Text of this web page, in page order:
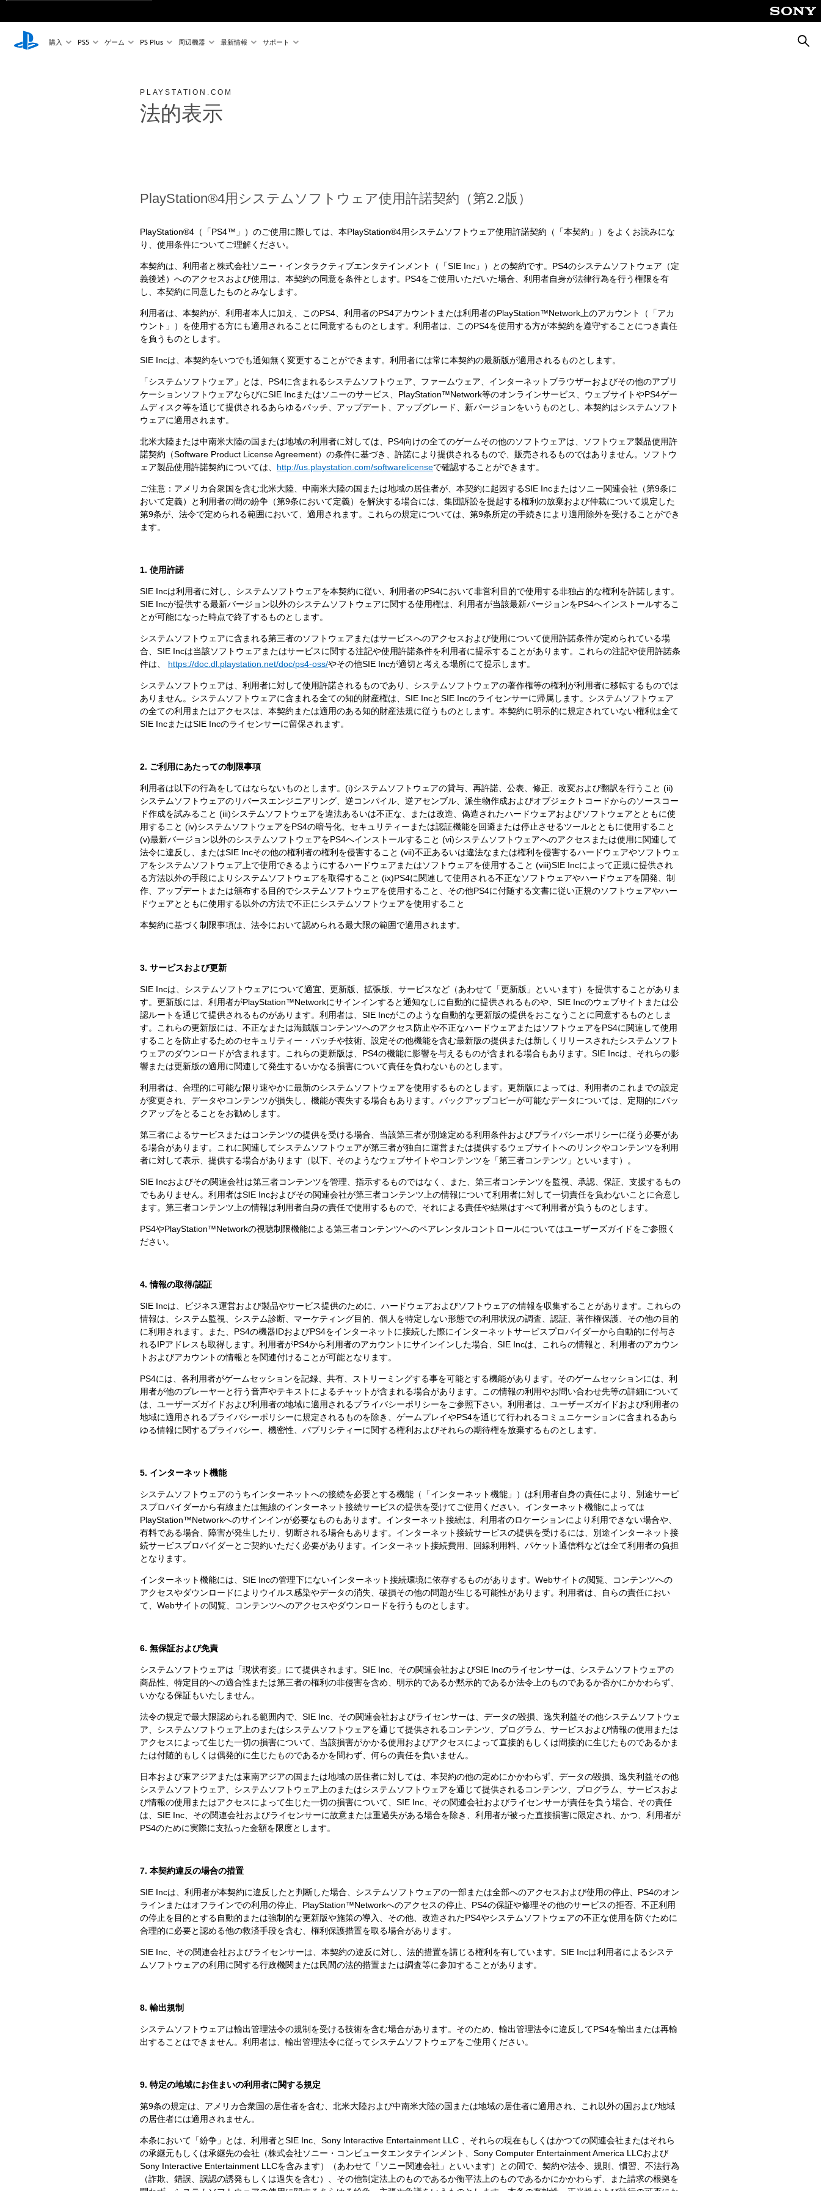
購入 PS5 ゲーム PS Plus 周辺機器 最新情報 サポート
索
PLAYSTATION.COM
法的表示
PlayStation®4用システムソフトウェア使用許諾契約（第2.2版）
PlayStation®4（「PS4™」）のご使用に際しては、本PlayStation®4用システムソフトウェア使用許諾契約（「本契約」）をよくお読みにな
り、使用条件についてご理解ください。
本契約は、利用者と株式会社ソニー・インタラクティブエンタテインメント（「SIE Inc」）との契約です。PS4のシステムソフトウェア（定
義後述）へのアクセスおよび使用は、本契約の同意を条件とします。PS4をご使用いただいた場合、利用者自身が法律行為を行う権限を有
し、本契約に同意したものとみなします。
利用者は、本契約が、利用者本人に加え、このPS4、利用者のPS4アカウントまたは利用者のPlayStation™Network上のアカウント（「アカ
ウント」）を使用する方にも適用されることに同意するものとします。利用者は、このPS4を使用する方が本契約を遵守することにつき責任
を負うものとします。
SIE Incは、本契約をいつでも通知無く変更することができます。利用者には常に本契約の最新版が適用されるものとします。
「システムソフトウェア」とは、PS4に含まれるシステムソフトウェア、ファームウェア、インターネットブラウザーおよびその他のアプリ
ケーションソフトウェアならびにSIE Incまたはソニーのサービス、PlayStation™Network等のオンラインサービス、ウェブサイトやPS4ゲー
ムディスク等を通じて提供されるあらゆるパッチ、アップデート、アップグレード、新バージョンをいうものとし、本契約はシステムソフト
ウェアに適用されます。
北米大陸または中南米大陸の国または地域の利用者に対しては、PS4向けの全てのゲームその他のソフトウェアは、ソフトウェア製品使用許
諾契約（Software Product License Agreement）の条件に基づき、許諾により提供されるもので、販売されるものではありません。ソフトウ
ェア製品使用許諾契約については、 http://us.playstation.com/softwarelicenseで確認することができます。
ご注意：アメリカ合衆国を含む北米大陸、中南米大陸の国または地域の居住者が、本契約に起因するSIE Incまたはソニー関連会社（第9条に
おいて定義）と利用者の間の紛争（第9条において定義）を解決する場合には、集団訴訟を提起する権利の放棄および仲裁について規定した
第9条が、法令で定められる範囲において、適用されます。これらの規定については、第9条所定の手続きにより適用除外を受けることができ
ます。
1. 使用許諾
SIE Incは利用者に対し、システムソフトウェアを本契約に従い、利用者のPS4において非営利目的で使用する非独占的な権利を許諾します。
SIE Incが提供する最新バージョン以外のシステムソフトウェアに関する使用権は、利用者が当該最新バージョンをPS4へインストールするこ
とが可能になった時点で終了するものとします。
システムソフトウェアに含まれる第三者のソフトウェアまたはサービスへのアクセスおよび使用について使用許諾条件が定められている場
合、SIE Incは当該ソフトウェアまたはサービスに関する注記や使用許諾条件を利用者に提示することがあります。これらの注記や使用許諾条
件は、 https://doc.dl.playstation.net/doc/ps4-oss/やその他SIE Incが適切と考える場所にて提示します。
システムソフトウェアは、利用者に対して使用許諾されるものであり、システムソフトウェアの著作権等の権利が利用者に移転するものでは
ありません。システムソフトウェアに含まれる全ての知的財産権は、SIE IncとSIE Incのライセンサーに帰属します。システムソフトウェア
の全ての利用またはアクセスは、本契約または適用のある知的財産法規に従うものとします。本契約に明示的に規定されていない権利は全て
SIE IncまたはSIE Incのライセンサーに留保されます。
2. ご利用にあたっての制限事項
利用者は以下の行為をしてはならないものとします。(i)システムソフトウェアの貸与、再許諾、公表、修正、改変および翻訳を行うこと (ii)
システムソフトウェアのリバースエンジニアリング、逆コンパイル、逆アセンブル、派生物作成およびオブジェクトコードからのソースコー
ド作成を試みること (iii)システムソフトウェアを違法あるいは不正な、または改造、偽造されたハードウェアおよびソフトウェアとともに使
用すること (iv)システムソフトウェアをPS4の暗号化、セキュリティーまたは認証機能を回避または停止させるツールとともに使用すること
(v)最新バージョン以外のシステムソフトウェアをPS4へインストールすること (vi)システムソフトウェアへのアクセスまたは使用に関連して
法令に違反し、またはSIE Incその他の権利者の権利を侵害すること (vii)不正あるいは違法なまたは権利を侵害するハードウェアやソフトウェ
アをシステムソフトウェア上で使用できるようにするハードウェアまたはソフトウェアを使用すること (viii)SIE Incによって正規に提供され
る方法以外の手段によりシステムソフトウェアを取得すること (ix)PS4に関連して使用される不正なソフトウェアやハードウェアを開発、制
作、アップデートまたは頒布する目的でシステムソフトウェアを使用すること、その他PS4に付随する文書に従い正規のソフトウェアやハー
ドウェアとともに使用する以外の方法で不正にシステムソフトウェアを使用すること
本契約に基づく制限事項は、法令において認められる最大限の範囲で適用されます。
3. サービスおよび更新
SIE Incは、システムソフトウェアについて適宜、更新版、拡張版、サービスなど（あわせて「更新版」といいます）を提供することがありま
す。更新版には、利用者がPlayStation™Networkにサインインすると通知なしに自動的に提供されるものや、SIE Incのウェブサイトまたは公
認ルートを通じて提供されるものがあります。利用者は、SIE Incがこのような自動的な更新版の提供をおこなうことに同意するものとしま
す。これらの更新版には、不正なまたは海賊版コンテンツへのアクセス防止や不正なハードウェアまたはソフトウェアをPS4に関連して使用
することを防止するためのセキュリティー・パッチや技術、設定その他機能を含む最新版の提供または新しくリリースされたシステムソフト
ウェアのダウンロードが含まれます。これらの更新版は、PS4の機能に影響を与えるものが含まれる場合もあります。SIE Incは、それらの影
響または更新版の適用に関連して発生するいかなる損害について責任を負わないものとします。
利用者は、合理的に可能な限り速やかに最新のシステムソフトウェアを使用するものとします。更新版によっては、利用者のこれまでの設定
が変更され、データやコンテンツが損失し、機能が喪失する場合もあります。バックアップコピーが可能なデータについては、定期的にバッ
クアップをとることをお勧めします。
第三者によるサービスまたはコンテンツの提供を受ける場合、当該第三者が別途定める利用条件およびプライバシーポリシーに従う必要があ
る場合があります。これに関連してシステムソフトウェアが第三者が独自に運営または提供するウェブサイトへのリンクやコンテンツを利用
者に対して表示、提供する場合があります（以下、そのようなウェブサイトやコンテンツを「第三者コンテンツ」といいます）。
SIE Incおよびその関連会社は第三者コンテンツを管理、指示するものではなく、また、第三者コンテンツを監視、承認、保証、支援するもの
でもありません。利用者はSIE Incおよびその関連会社が第三者コンテンツ上の情報について利用者に対して一切責任を負わないことに合意し
ます。第三者コンテンツ上の情報は利用者自身の責任で使用するもので、それによる責任や結果はすべて利用者が負うものとします。
PS4やPlayStation™Networkの視聴制限機能による第三者コンテンツへのペアレンタルコントロールについてはユーザーズガイドをご参照く
ださい。
4. 情報の取得/認証
SIE Incは、ビジネス運営および製品やサービス提供のために、ハードウェアおよびソフトウェアの情報を収集することがあります。これらの
情報は、システム監視、システム診断、マーケティング目的、個人を特定しない形態での利用状況の調査、認証、著作権保護、その他の目的
に利用されます。また、PS4の機器IDおよびPS4をインターネットに接続した際にインターネットサービスプロバイダーから自動的に付与さ
れるIPアドレスも取得します。利用者がPS4から利用者のアカウントにサインインした場合、SIE Incは、これらの情報と、利用者のアカウン
トおよびアカウントの情報とを関連付けることが可能となります。
PS4には、各利用者がゲームセッションを記録、共有、ストリーミングする事を可能とする機能があります。そのゲームセッションには、利
用者が他のプレーヤーと行う音声やテキストによるチャットが含まれる場合があります。この情報の利用やお問い合わせ先等の詳細について
は、ユーザーズガイドおよび利用者の地域に適用されるプライバシーポリシーをご参照下さい。利用者は、ユーザーズガイドおよび利用者の
地域に適用されるプライバシーポリシーに規定されるものを除き、ゲームプレイやPS4を通じて行われるコミュニケーションに含まれるあら
ゆる情報に関するプライバシー、機密性、パブリシティーに関する権利およびそれらの期待権を放棄するものとします。
5. インターネット機能
システムソフトウェアのうちインターネットへの接続を必要とする機能（「インターネット機能」）は利用者自身の責任により、別途サービ
スプロバイダーから有線または無線のインターネット接続サービスの提供を受けてご使用ください。インターネット機能によっては
PlayStation™Networkへのサインインが必要なものもあります。インターネット接続は、利用者のロケーションにより利用できない場合や、
有料である場合、障害が発生したり、切断される場合もあります。インターネット接続サービスの提供を受けるには、別途インターネット接
続サービスプロバイダーとご契約いただく必要があります。インターネット接続費用、回線利用料、パケット通信料などは全て利用者の負担
となります。
インターネット機能には、SIE Incの管理下にないインターネット接続環境に依存するものがあります。Webサイトの閲覧、コンテンツへの
アクセスやダウンロードによりウイルス感染やデータの消失、破損その他の問題が生じる可能性があります。利用者は、自らの責任におい
て、Webサイトの閲覧、コンテンツへのアクセスやダウンロードを行うものとします。
6. 無保証および免責
システムソフトウェアは「現状有姿」にて提供されます。SIE Inc、その関連会社およびSIE Incのライセンサーは、システムソフトウェアの
商品性、特定目的への適合性または第三者の権利の非侵害を含め、明示的であるか黙示的であるか法令上のものであるか否かにかかわらず、
いかなる保証もいたしません。
法令の規定で最大限認められる範囲内で、SIE Inc、その関連会社およびライセンサーは、データの毀損、逸失利益その他システムソフトウェ
ア、システムソフトウェア上のまたはシステムソフトウェアを通じて提供されるコンテンツ、プログラム、サービスおよび情報の使用または
アクセスによって生じた一切の損害について、当該損害がかかる使用およびアクセスによって直接的もしくは間接的に生じたものであるかま
たは付随的もしくは偶発的に生じたものであるかを問わず、何らの責任を負いません。
日本および東アジアまたは東南アジアの国または地域の居住者に対しては、本契約の他の定めにかかわらず、データの毀損、逸失利益その他
システムソフトウェア、システムソフトウェア上のまたはシステムソフトウェアを通じて提供されるコンテンツ、プログラム、サービスおよ
び情報の使用またはアクセスによって生じた一切の損害について、SIE Inc、その関連会社およびライセンサーが責任を負う場合、その責任
は、SIE Inc、その関連会社およびライセンサーに故意または重過失がある場合を除き、利用者が被った直接損害に限定され、かつ、利用者が
PS4のために実際に支払った金額を限度とします。
7. 本契約違反の場合の措置
SIE Incは、利用者が本契約に違反したと判断した場合、システムソフトウェアの一部または全部へのアクセスおよび使用の停止、PS4のオン
ラインまたはオフラインでの利用の停止、PlayStation™Networkへのアクセスの停止、PS4の保証や修理その他のサービスの拒否、不正利用
の停止を目的とする自動的または強制的な更新版や施策の導入、その他、改造されたPS4やシステムソフトウェアの不正な使用を防ぐために
合理的に必要と認める他の救済手段を含む、権利保護措置を取る場合があります。
SIE Inc、その関連会社およびライセンサーは、本契約の違反に対し、法的措置を講じる権利を有しています。SIE Incは利用者によるシステ
ムソフトウェアの利用に関する行政機関または民間の法的措置または調査等に参加することがあります。
8. 輸出規制
システムソフトウェアは輸出管理法令の規制を受ける技術を含む場合があります。そのため、輸出管理法令に違反してPS4を輸出または再輸
出することはできません。利用者は、輸出管理法令に従ってシステムソフトウェアをご使用ください。
9. 特定の地域にお住まいの利用者に関する規定
第9条の規定は、アメリカ合衆国の居住者を含む、北米大陸および中南米大陸の国または地域の居住者に適用され、これ以外の国および地域
の居住者には適用されません。
本条において「紛争」とは、利用者とSIE Inc、Sony Interactive Entertainment LLC 、それらの現在もしくはかつての関連会社またはそれら
の承継元もしくは承継先の会社（株式会社ソニー・コンピュータエンタテインメント、Sony Computer Entertainment America LLCおよび
Sony Interactive Entertainment LLCを含みます）（あわせて「ソニー関連会社」といいます）との間で、契約や法令、規則、慣習、不法行為
（詐欺、錯誤、誤認の誘発もしくは過失を含む）、その他制定法上のものであるか衡平法上のものであるかにかかわらず、また請求の根拠を